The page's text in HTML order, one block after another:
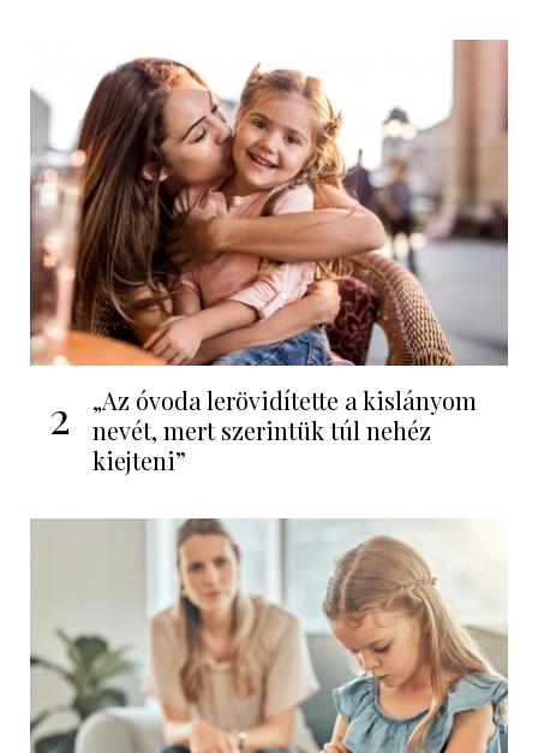
2
„Az óvoda lerövidítette a kislányom
nevét, mert szerintük túl nehéz
kiejteni”